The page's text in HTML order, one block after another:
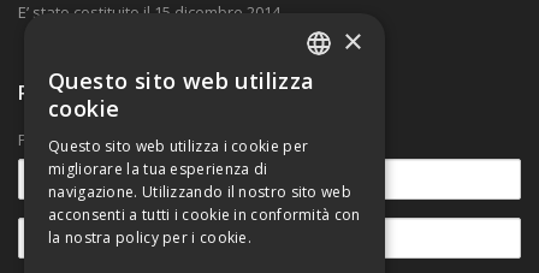
E’ stato costituito il 15 dicembre 2014.
Ricevi nostre comunicazioni
Per rimanere aggiornato sulle novità.
ITALIAN
×
Questo sito web utilizza
cookie
Questo sito web utilizza i cookie per
migliorare la tua esperienza di
navigazione. Utilizzando il nostro sito web
acconsenti a tutti i cookie in conformità con
la nostra policy per i cookie.